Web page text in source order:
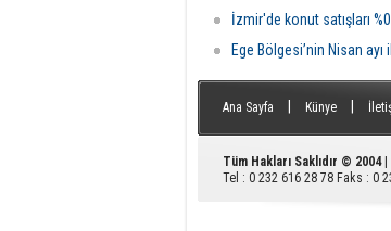
İzmir'de konut satışları
Ege Bölgesi’nin Nisan ayı
Ana Sayfa Künye
Tüm Hakları Saklıdır © 2004
Tel : 0 232 616 28 78 Faks : 0